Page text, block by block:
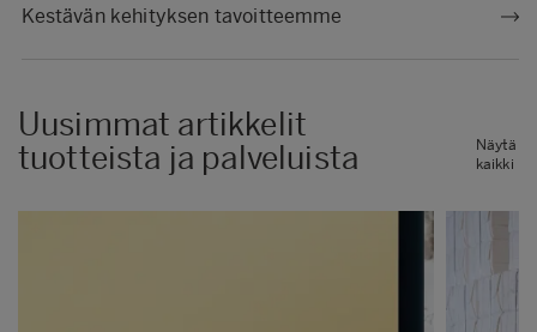
Kestävän kehityksen tavoitteemme
Uusimmat artikkelit
tuotteista ja palveluista
Näytä
kaikki